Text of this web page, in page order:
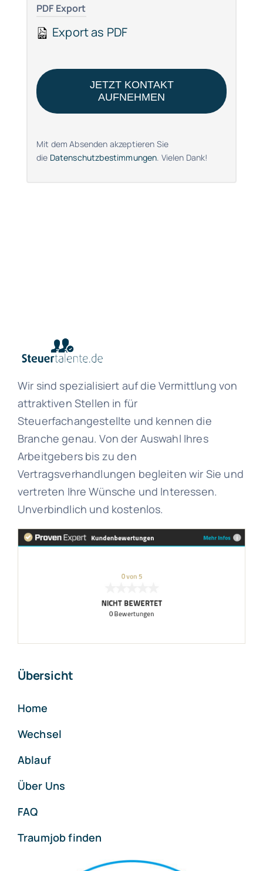
PDF Export
Export as PDF
JETZT KONTAKT
AUFNEHMEN
Mit dem Absenden akzeptieren Sie
die Datenschutzbestimmungen. Vielen Dank!
Wir sind spezialisiert auf die Vermittlung von
attraktiven Stellen in für
Steuerfachangestellte und kennen die
Branche genau. Von der Auswahl Ihres
Arbeitgebers bis zu den
Vertragsverhandlungen begleiten wir Sie und
vertreten Ihre Wünsche und Interessen.
Unverbindlich und kostenlos.
Übersicht
Home
Wechsel
Ablauf
Über Uns
FAQ
Traumjob finden